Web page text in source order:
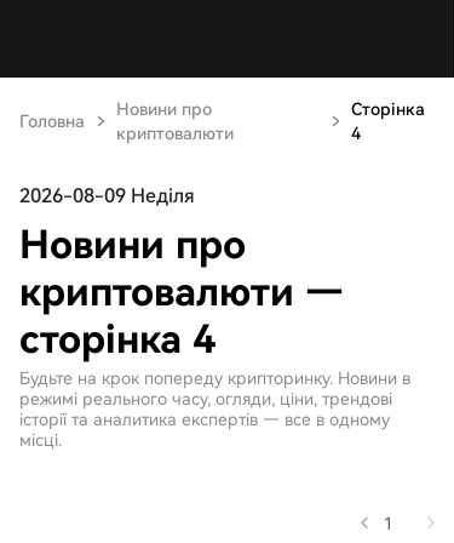
Головна
Новини про
криптовалюти
Сторінка
4
2026-08-09 Неділя
Новини про
криптовалюти —
сторінка 4
Будьте на крок попереду крипторинку. Новини в
режимі реального часу, огляди, ціни, трендові
історії та аналитика експертів — все в одному
місці.
1